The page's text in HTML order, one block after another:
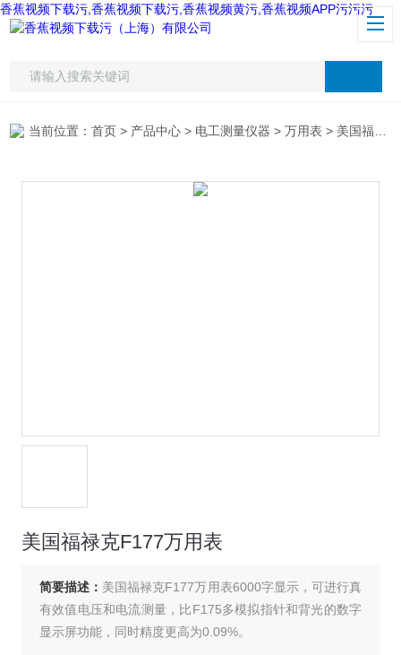
香蕉视频下载污,香蕉视频下载污,香蕉视频黄污,香蕉视频APP污污污
当前位置：首页 > 产品中心 > 电工测量仪器 >万用表 > 美国福禄克F177万用表
美国福禄克F177万用表
简要描述： 美国福禄克F177万用表6000字显示，可进行真
有效值电压和电流测量，比F175多模拟指针和背光的数字
显示屏功能，同时精度更高为0.09%。